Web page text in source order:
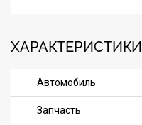
ХАРАКТЕРИСТИКИ
Автомобиль
Запчасть